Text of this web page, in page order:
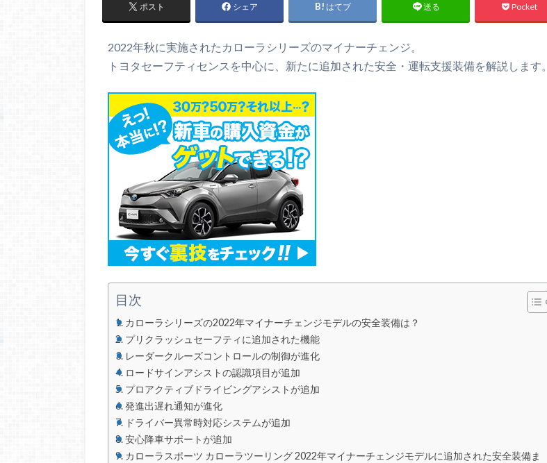
ポスト シェア はてブ 送る Pocket
2022年秋に実施されたカローラシリーズのマイナーチェンジ。
トヨタセーフティセンスを中心に、新たに追加された安全・運転支援装備を解説します。
目次
カローラシリーズの2022年マイナーチェンジモデルの安全装備は？
プリクラッシュセーフティに追加された機能
レーダークルーズコントロールの制御が進化
ロードサインアシストの認識項目が追加
プロアクティブドライビングアシストが追加
発進出遅れ通知が進化
ドライバー異常時対応システムが追加
安心降車サポートが追加
カローラスポーツ カローラツーリング 2022年マイナーチェンジモデルに追加された安全装備ま